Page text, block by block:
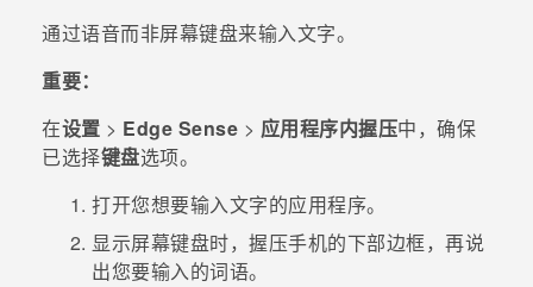
通过语音而非屏幕键盘来输入文字。
重要：
在设置 > Edge Sense > 应用程序内握压中，确保
已选择键盘选项。
打开您想要输入文字的应用程序。
显示屏幕键盘时，握压手机的下部边框，再说
出您要输入的词语。